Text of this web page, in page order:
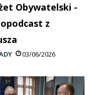
Obywatelski -
z
03/06/2026